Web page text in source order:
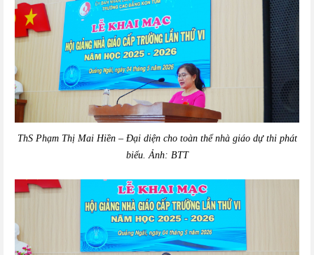
ThS Phạm Thị Mai Hiền – Đại diện cho toàn thể nhà giáo dự thi phát
biểu. Ảnh: BTT